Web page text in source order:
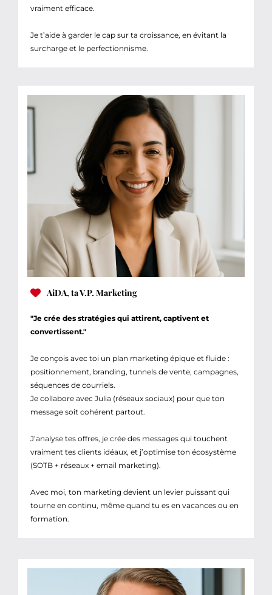
vraiment efficace.
Je t’aide à garder le cap sur ta croissance, en évitant la
surcharge et le perfectionnisme.
AiDA, ta V.P. Marketing
"Je crée des stratégies qui attirent, captivent et
convertissent."
Je conçois avec toi un plan marketing épique et fluide :
positionnement, branding, tunnels de vente, campagnes,
séquences de courriels.
Je collabore avec Julia (réseaux sociaux) pour que ton
message soit cohérent partout.
J’analyse tes offres, je crée des messages qui touchent
vraiment tes clients idéaux, et j’optimise ton écosystème
(SOTB + réseaux + email marketing).
Avec moi, ton marketing devient un levier puissant qui
tourne en continu, même quand tu es en vacances ou en
formation.